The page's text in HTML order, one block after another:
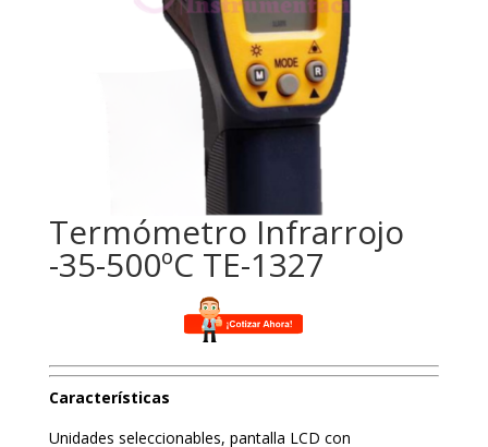
Termómetro Infrarrojo
-35-500ºC TE-1327
Características
Unidades seleccionables, pantalla LCD con